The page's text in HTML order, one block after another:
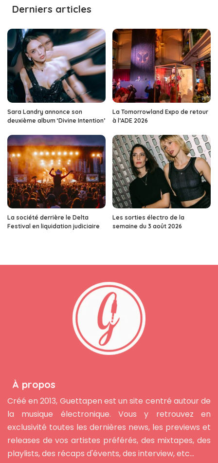
Derniers articles
Sara Landry annonce son
deuxième album ‘Divine Intention’
La Tomorrowland Expo de retour
à l’ADE 2026
La société derrière le Delta
Festival en liquidation judiciaire
Les sorties électro de la
semaine du 3 août 2026
À propos
Créé en 2013, Guettapen est un site centré autour de
la musique électronique. Vous y retrouvez en
exclusivité toutes les dernières news, les previews et
releases de vos artistes préférés, des mixtapes, des
playlists, des récaps d'évents, des interview, etc...